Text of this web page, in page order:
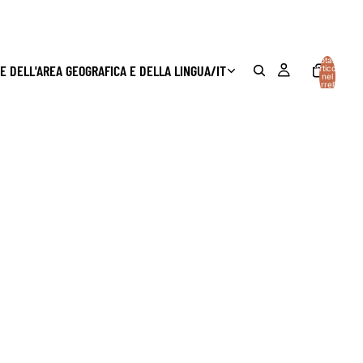
DELL'AREA GEOGRAFICA E DELLA LINGUA/IT
Totale
articoli
nel
carrello: